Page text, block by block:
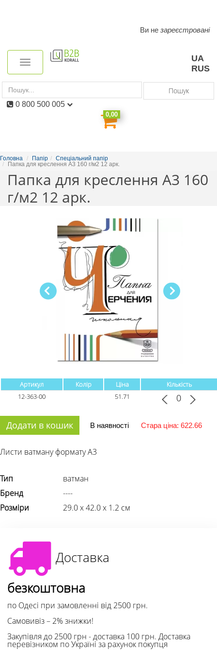
navigation
Toggle
UA
RUS
Пошук
0,00
Ви не зареєстровані
0 800 500 005
Головна Папір
Спеціальний папір
Папка для креслення А3 160 г/м2 12 арк.
Папка для креслення А3 160
г/м2 12 арк.
Артикул Колір Ціна
Кількість
12-363-00
51.71
Додати в кошик В наявності Стара ціна: 622.66
Листи ватману формату А3
Тип
ватман
Бренд
----
Розміри
29.0 х 42.0 х 1.2 см
Доставка
безкоштовна
по Одесі при замовленні від 2500 грн.
Самовивіз – 2% знижки!
Закупівля до 2500 грн - доставка 100 грн. Доставка
перевізником по Україні за рахунок покупця